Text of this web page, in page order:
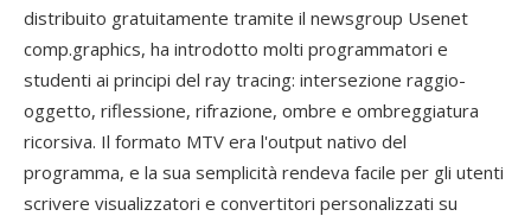
distribuito gratuitamente tramite il newsgroup Usenet
comp.graphics, ha introdotto molti programmatori e
studenti ai principi del ray tracing: intersezione raggio-
oggetto, riflessione, rifrazione, ombre e ombreggiatura
ricorsiva. Il formato MTV era l'output nativo del
programma, e la sua semplicità rendeva facile per gli utenti
scrivere visualizzatori e convertitori personalizzati su